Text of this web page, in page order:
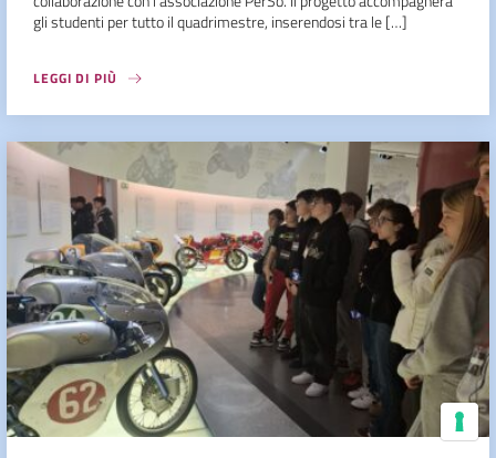
gli studenti per tutto il quadrimestre, inserendosi tra le […]
LEGGI DI PIÙ
Le